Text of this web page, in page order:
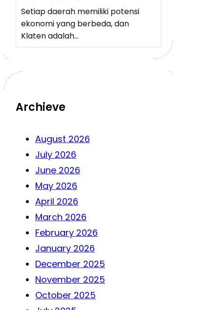
Setiap daerah memiliki potensi
ekonomi yang berbeda, dan
Klaten adalah…
Archieve
August 2026
July 2026
June 2026
May 2026
April 2026
March 2026
February 2026
January 2026
December 2025
November 2025
October 2025